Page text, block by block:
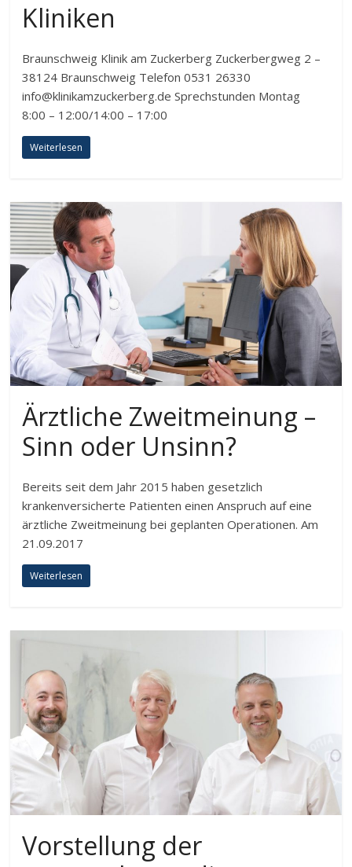
Kliniken
Braunschweig Klinik am Zuckerberg Zuckerbergweg 2 –
38124 Braunschweig Telefon 0531 26330
info@klinikamzuckerberg.de Sprechstunden Montag
8:00 – 12:00/14:00 – 17:00
Weiterlesen
Ärztliche Zweitmeinung –
Sinn oder Unsinn?
Bereits seit dem Jahr 2015 haben gesetzlich
krankenversicherte Patienten einen Anspruch auf eine
ärztliche Zweitmeinung bei geplanten Operationen. Am
21.09.2017
Weiterlesen
Vorstellung der